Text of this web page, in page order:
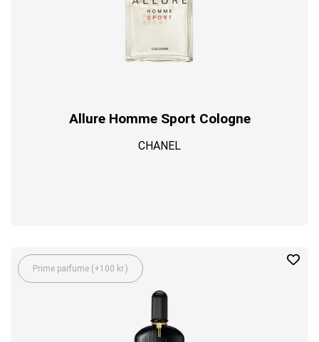
Allure Homme Sport Cologne
CHANEL
Prime parfume (+100 kr.)